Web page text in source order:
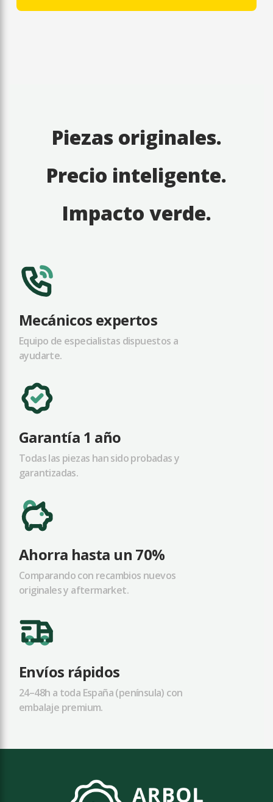
Piezas originales.
Precio inteligente.
Impacto verde.
Mecánicos expertos
Equipo de especialistas dispuestos a
ayudarte.
Garantía 1 año
Todas las piezas han sido probadas y
garantizadas.
Ahorra hasta un 70%
Comparando con recambios nuevos
originales y aftermarket.
Envíos rápidos
24–48h a toda España (península) con
embalaje premium.